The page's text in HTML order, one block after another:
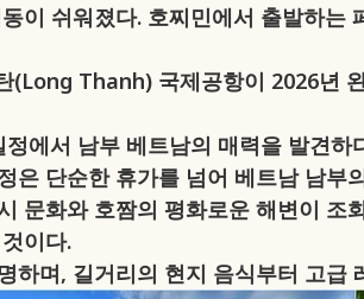
이 쉬워졌다. 호찌민에서 출발하
(Long Thanh) 국제공항이 2026년
에서 남부 베트남의 매력을 발견하
은 단순한 휴가를 넘어 베트남 남
문화와 호짬의 평화로운 해변이
이다.
하며, 길거리의 현지 음식부터 고